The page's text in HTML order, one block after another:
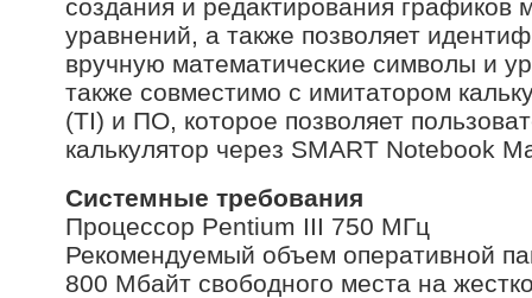
создания и редактирования графиков
уравнений, а также позволяет
вручную математические символы и
также совместимо с имитатором
(TI) и ПО, которое позволяет
калькулятор через SMART Notebook
Системные требования
Процессор Pentium III 750 МГц
Рекомендуемый объем оперативной
800 Мбайт свободного места на